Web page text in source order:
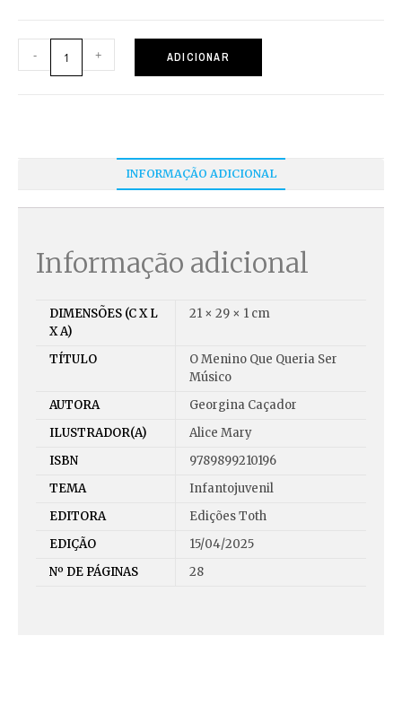
- + ADICIONAR
INFORMAÇÃO ADICIONAL
Informação adicional
DIMENSÕES (C X L
X A)
21 × 29 × 1 cm
TÍTULO
O Menino Que Queria Ser
Músico
AUTORA
Georgina Caçador
ILUSTRADOR(A)
Alice Mary
ISBN
9789899210196
TEMA
Infantojuvenil
EDITORA
Edições Toth
EDIÇÃO
15/04/2025
Nº DE PÁGINAS
28